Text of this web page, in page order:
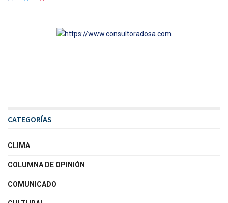
CATEGORÍAS
CLIMA
COLUMNA DE OPINIÓN
COMUNICADO